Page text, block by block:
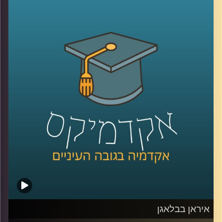
שהיא למעשה מנגנון עמוק שמכתיב אם צוותים ידברו וישתפו
ידע, ואם משפחות ירגישו מובנות או מתוסכלות. בפרק הזה
אנחנו מדברים על האופן שבו סגנון ההקשבה של מנהל, הורה
או בן משפחה מעצב את איכות הדיאלוג סביבו.
יחד עם ד״ר אסנת בוסקילה־ים, יועצת ארגונית ומרצה
באוניברסיטת רייכמן, נבחן למה הקשבה כל כך מאתגרת, למה
נאומים הם האויב שלה, ומה ההבדל בין הקשבה אישית,
הקשבה בצוות והקשבה במשפחה, ואיך שינוי קטן באופן
ההקשבה יכול לייצר שינוי גדול ביחסים?
איראן בבלאגן